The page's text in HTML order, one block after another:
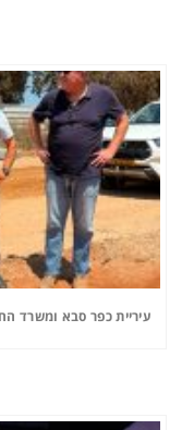
עיריית כפר סבא ומשרד